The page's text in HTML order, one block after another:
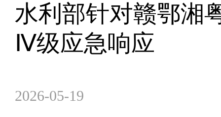
水利部针对赣鄂湘
Ⅳ级应急响应
2026-05-19